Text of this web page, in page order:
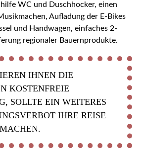
WC und Duschhocker, einen
Aufladung der E-Bikes
und Handwagen, einfaches 2-
regionaler Bauernprodukte.
IHNEN DIE
KOSTENFREIE
SOLLTE EIN WEITERES
IHRE REISE